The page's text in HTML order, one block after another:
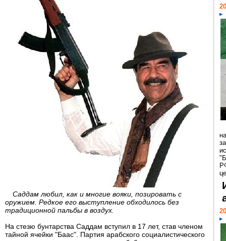
Саддам любил, как и многие вояки, позировать с
оружием. Редкое его выступление обходилось без
традиционной пальбы в воздух.
На стезю бунтарства Саддам вступил в 17 лет, став членом
тайной ячейки "Баас". Партия арабского социалистического